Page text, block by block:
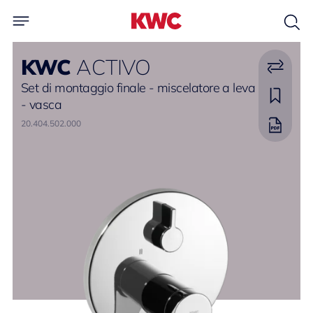
KWC ACTIVO
Set di montaggio finale - miscelatore a leva
- vasca
20.404.502.000